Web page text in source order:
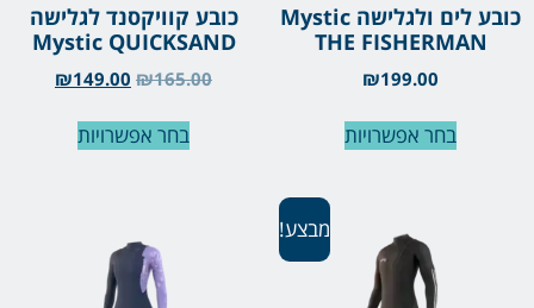
כובע לים ולגלישה Mystic
THE FISHERMAN
₪199.00
בחר אפשרויות
כובע קוויקסנד לגלישה
Mystic QUICKSAND
₪165.00
₪149.00
בחר אפשרויות
מבצע!